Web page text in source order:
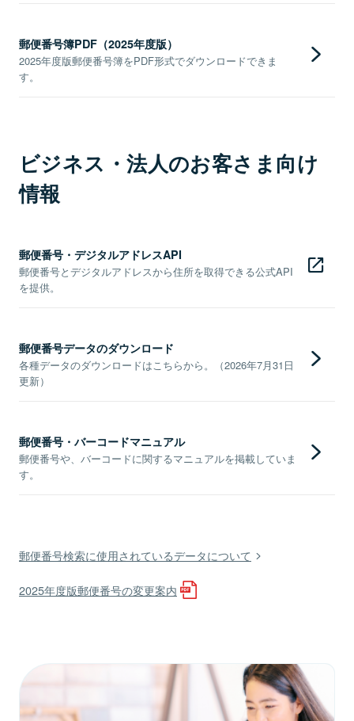
郵便番号簿PDF（2025年度版）
2025年度版郵便番号簿をPDF形式でダウンロードできま
す。
ビジネス・法人のお客さま向け
情報
郵便番号・デジタルアドレスAPI
郵便番号とデジタルアドレスから住所を取得できる公式API
を提供。
郵便番号データのダウンロード
各種データのダウンロードはこちらから。（2026年7月31日
更新）
郵便番号・バーコードマニュアル
郵便番号や、バーコードに関するマニュアルを掲載していま
す。
郵便番号検索に使用されているデータについて
2025年度版郵便番号の変更案内